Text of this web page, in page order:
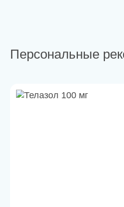
Персональные